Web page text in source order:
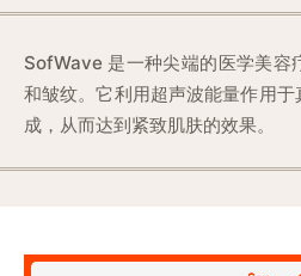
SofWave 是一种尖端的医学美容
和皱纹。它利用超声波能量作用
成，从而达到紧致肌肤的效果。